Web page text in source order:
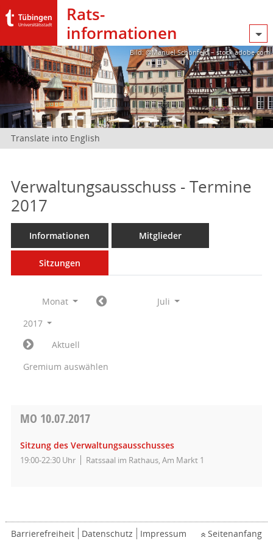
Rats­
informationen
Bild: @Manuel Schönfeld – stock.adobe.com
Translate into English
Verwaltungsausschuss - Termine
2017
Informationen Mitglieder
Sitzungen
Monat
Juli
2017
Aktuell
Gremium auswählen
MO 10.07.2017
Sitzung des Verwaltungsausschusses
19:00-22:30 Uhr Ratssaal im Rathaus, Am Markt 1
Barrierefreiheit Datenschutz Impressum Seitenanfang